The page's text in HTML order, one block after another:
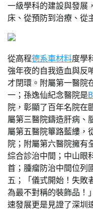
一級學科的建設與發展
床、從預防到治療、從
從高程德系車材料度學
強年夜的自我造血與反
才閉環。附屬第一醫院
一；孫逸仙紀念醫院是
院，彰顯了百年名院在
屬第三醫院鑄造肝病、
屬第五醫院篳路藍縷，
院；附屬第六醫院擁有
綜合診治中間；中山眼
首；腫瘤防治中間位列
五；「儀式開始！失敗
為最不對稱的裝飾品！
速發展更是見證了深圳